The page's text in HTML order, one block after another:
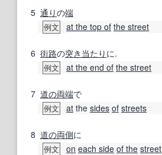
5 通りの端
例文 at the top of the street
6 街路の突き当たり に.
例文 at the end of the street
7 道の両端で
例文 at the sides of streets
8 道の両側に
例文 on each side of the street